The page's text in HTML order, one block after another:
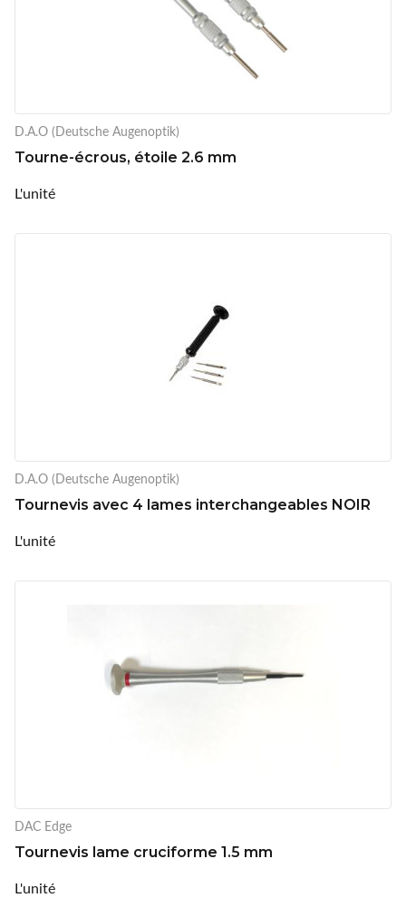
D.A.O (Deutsche Augenoptik)
Tourne-écrous, étoile 2.6 mm
L'unité
D.A.O (Deutsche Augenoptik)
Tournevis avec 4 lames interchangeables NOIR
L'unité
DAC Edge
Tournevis lame cruciforme 1.5 mm
L'unité